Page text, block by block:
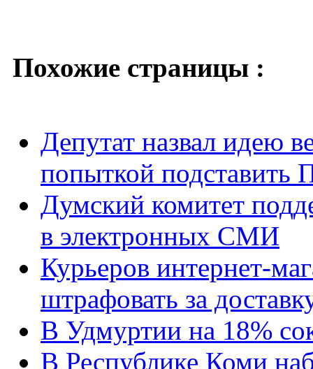
Похожие страницы :
Депутат назвал идею
попыткой подставить
Думский комитет
в электронных СМИ
Курьеров интернет-
штрафовать за
В Удмуртии на 18%
В Республике Коми